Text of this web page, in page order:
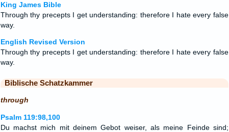
King James Bible
Through thy precepts I get understanding: therefore I hate every false
way.
English Revised Version
Through thy precepts I get understanding: therefore I hate every false
way.
Biblische Schatzkammer
through
Psalm 119:98,100
Du machst mich mit deinem Gebot weiser, als meine Feinde sind;